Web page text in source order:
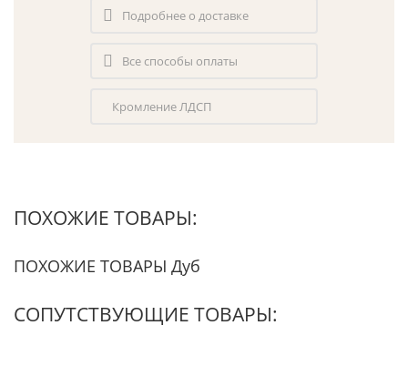
Подробнее о доставке
Все способы оплаты
Кромление ЛДСП
ПОХОЖИЕ ТОВАРЫ:
ПОХОЖИЕ ТОВАРЫ Дуб
СОПУТСТВУЮЩИЕ ТОВАРЫ: